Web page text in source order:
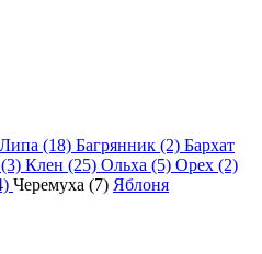
Липа (18) Багрянник (2) Бархат
Клен (25) Ольха (5) Орех (2)
Черемуха (7) Яблоня